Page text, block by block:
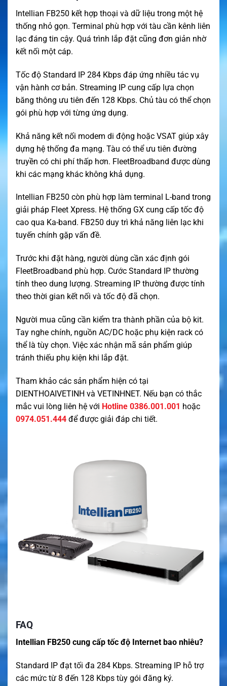
Intellian FB250 kết hợp thoại và dữ liệu trong một hệ
thống nhỏ gọn. Terminal phù hợp với tàu cần kênh liên
lạc đáng tin cậy. Quá trình lắp đặt cũng đơn giản nhờ
kết nối một cáp.
Tốc độ Standard IP 284 Kbps đáp ứng nhiều tác vụ
vận hành cơ bản. Streaming IP cung cấp lựa chọn
băng thông ưu tiên đến 128 Kbps. Chủ tàu có thể chọn
gói phù hợp với từng ứng dụng.
Khả năng kết nối modem di động hoặc VSAT giúp xây
dựng hệ thống đa mạng. Tàu có thể ưu tiên đường
truyền có chi phí thấp hơn. FleetBroadband được dùng
khi các mạng khác không khả dụng.
Intellian FB250 còn phù hợp làm terminal L-band trong
giải pháp Fleet Xpress. Hệ thống GX cung cấp tốc độ
cao qua Ka-band. FB250 duy trì khả năng liên lạc khi
tuyến chính gặp vấn đề.
Trước khi đặt hàng, người dùng cần xác định gói
FleetBroadband phù hợp. Cước Standard IP thường
tính theo dung lượng. Streaming IP thường được tính
theo thời gian kết nối và tốc độ đã chọn.
Người mua cũng cần kiểm tra thành phần của bộ kit.
Tay nghe chính, nguồn AC/DC hoặc phụ kiện rack có
thể là tùy chọn. Việc xác nhận mã sản phẩm giúp
tránh thiếu phụ kiện khi lắp đặt.
Tham khảo các sản phẩm hiện có tại
DIENTHOAIVETINH và VETINHNET. Nếu bạn có thắc
mắc vui lòng liên hệ với Hotline 0386.001.001 hoặc
0974.051.444 để được giải đáp chi tiết.
FAQ
Intellian FB250 cung cấp tốc độ Internet bao nhiêu?
Standard IP đạt tối đa 284 Kbps. Streaming IP hỗ trợ
các mức từ 8 đến 128 Kbps tùy gói đăng ký.